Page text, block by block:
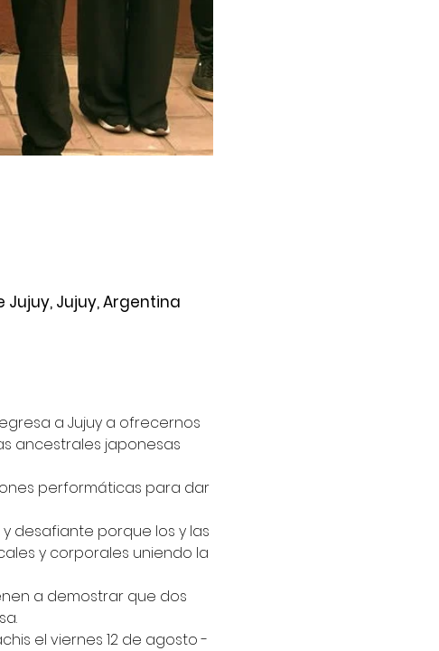
Jujuy, Jujuy, Argentina
a Jujuy a ofrecernos
ancestrales japonesas
performáticas para dar
y desafiante porque los y las
y corporales uniendo la
a demostrar que dos
el viernes 12 de agosto -